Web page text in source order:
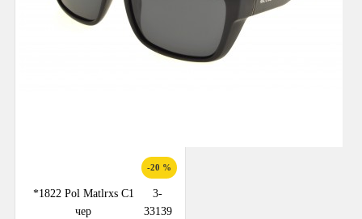
-20 %
*1822 Pol Matlrxs С1
чер
3-
33139